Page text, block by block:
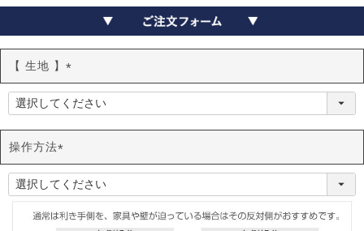
【 生地 】
(
必
操作方法
(
必
)